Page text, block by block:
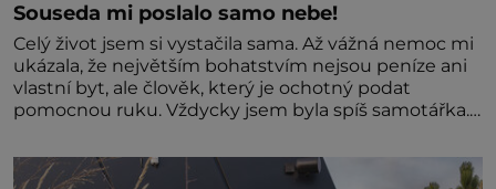
Souseda mi poslalo samo nebe!
Celý život jsem si vystačila sama. Až vážná nemoc mi
ukázala, že největším bohatstvím nejsou peníze ani
vlastní byt, ale člověk, který je ochotný podat
pomocnou ruku. Vždycky jsem byla spíš samotářka.
ani partnera. Stačily mi knihy, práce a hlavně klid.
Hned po studiích jsem odešla z rodného města,